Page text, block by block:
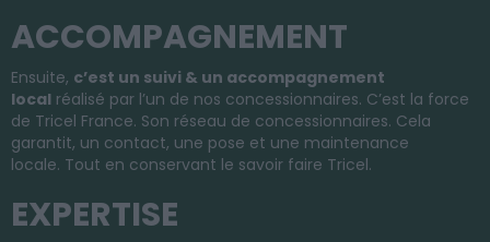
ACCOMPAGNEMENT
Ensuite, c’est un suivi & un accompagnement
local réalisé par l’un de nos concessionnaires. C’est la force
de Tricel France. Son réseau de concessionnaires. Cela
garantit, un contact, une pose et une maintenance
locale. Tout en conservant le savoir faire Tricel.
EXPERTISE